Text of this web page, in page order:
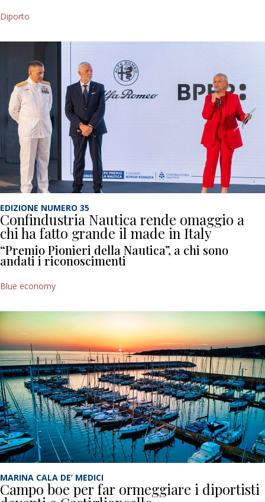
Diporto
EDIZIONE NUMERO 35
Confindustria Nautica rende omaggio a
chi ha fatto grande il made in Italy
“Premio Pionieri della Nautica”, a chi sono
andati i riconoscimenti
Blue economy
MARINA CALA DE’ MEDICI
Campo boe per far ormeggiare i diportisti